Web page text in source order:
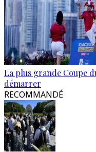
La plus grande Coupe
démarrer
RECOMMANDÉ